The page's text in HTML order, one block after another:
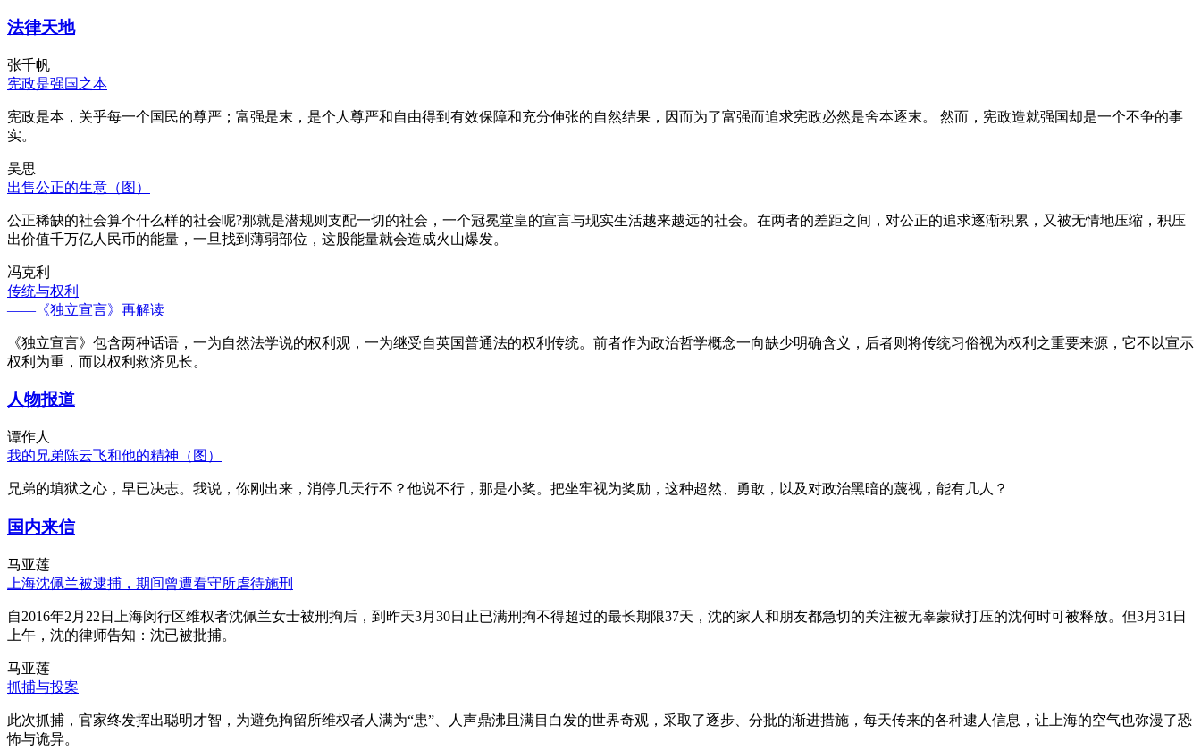
法律天地
张千帆
宪政是强国之本
宪政是本，关乎每一个国民的尊严；富强是末，是个人尊严和自由得到有效保障和充分伸张的自然结果，因而为了富强而追求宪政必然是舍本逐末。 然而，宪政造就强国却是一个不争的事
实。
吴思
出售公正的生意（图）
公正稀缺的社会算个什么样的社会呢?那就是潜规则支配一切的社会，一个冠冕堂皇的宣言与现实生活越来越远的社会。在两者的差距之间，对公正的追求逐渐积累，又被无情地压缩，积压
出价值千万亿人民币的能量，一旦找到薄弱部位，这股能量就会造成火山爆发。
冯克利
传统与权利
——《独立宣言》再解读
《独立宣言》包含两种话语，一为自然法学说的权利观，一为继受自英国普通法的权利传统。前者作为政治哲学概念一向缺少明确含义，后者则将传统习俗视为权利之重要来源，它不以宣示
权利为重，而以权利救济见长。
人物报道
谭作人
我的兄弟陈云飞和他的精神（图）
兄弟的填狱之心，早已决志。我说，你刚出来，消停几天行不？他说不行，那是小奖。把坐牢视为奖励，这种超然、勇敢，以及对政治黑暗的蔑视，能有几人？
国内来信
马亚莲
上海沈佩兰被逮捕，期间曾遭看守所虐待施刑
自2016年2月22日上海闵行区维权者沈佩兰女士被刑拘后，到昨天3月30日止已满刑拘不得超过的最长期限37天，沈的家人和朋友都急切的关注被无辜蒙狱打压的沈何时可被释放。但3月31日
上午，沈的律师告知：沈已被批捕。
马亚莲
抓捕与投案
此次抓捕，官家终发挥出聪明才智，为避免拘留所维权者人满为“患”、人声鼎沸且满目白发的世界奇观，采取了逐步、分批的渐进措施，每天传来的各种逮人信息，让上海的空气也弥漫了恐
怖与诡异。